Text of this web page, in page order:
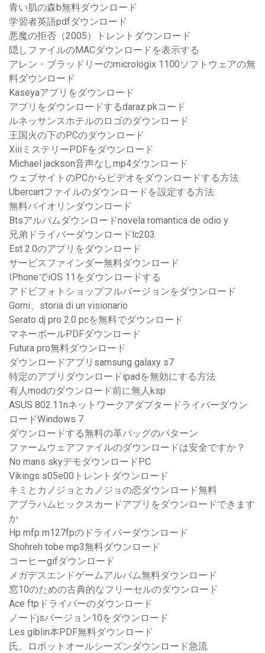
青い肌の森b無料ダウンロード
学習者英語pdfダウンロード
悪魔の拒否（2005）トレントダウンロード
隠しファイルのMACダウンロードを表示する
アレン・ブラッドリーのmicrologix 1100ソフトウェアの無
料ダウンロード
Kaseyaアプリをダウンロード
アプリをダウンロードするdaraz.pkコード
ルネッサンスホテルのロゴのダウンロード
王国火の下のPCのダウンロード
XiiiミステリーPDFをダウンロード
Michael jackson音声なしmp4ダウンロード
ウェブサイトのPCからビデオをダウンロードする方法
Ubercartファイルのダウンロードを設定する方法
無料バイオリンダウンロード
Btsアルバムダウンロードnovela romantica de odio y
兄弟ドライバーダウンロードlc203
Est 2.0のアプリをダウンロード
サービスファインダー無料ダウンロード
IPhoneでiOS 11をダウンロードする
アドビフォトショップフルバージョンをダウンロード
Gorni、storia di un visionario
Serato dj pro 2.0 pcを無料でダウンロード
マネーボールPDFダウンロード
Futura pro無料ダウンロード
ダウンロードアプリsamsung galaxy s7
特定のアプリダウンロードipadを無効にする方法
有人modのダウンロード前に無人ksp
ASUS 802.11nネットワークアダプタードライバーダウン
ロードWindows 7
ダウンロードする無料の革バッグのパターン
ファームウェアファイルのダウンロードは安全ですか？
No mans skyデモダウンロードPC
Vikings s05e00トレントダウンロード
キミとカノジョとカノジョの恋ダウンロード無料
アブラハムヒックスカードアプリをダウンロードできます
か
Hp mfp m127fpのドライバーダウンロード
Shohreh tobe mp3無料ダウンロード
コーヒーgifダウンロード
メガデスエンドゲームアルバム無料ダウンロード
窓10のための古典的なフリーセルのダウンロード
Ace ftpドライバーのダウンロード
ノードjsバージョン10をダウンロード
Les giblin本PDF無料ダウンロード
氏。ロボットオールシーズンダウンロード急流